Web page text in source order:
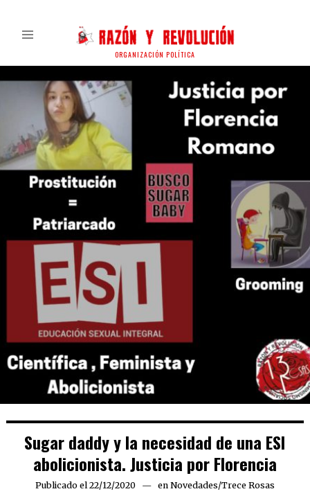
ORGANIZACIÓN POLÍTICA
Sugar daddy y la necesidad de una ESI
abolicionista. Justicia por Florencia
Publicado el 22/12/202022/12/2020
en Novedades/Trece Rosas